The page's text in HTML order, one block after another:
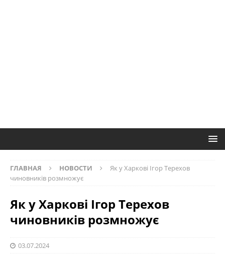
ГЛАВНАЯ НОВОСТИ
Як у Харкові Ігор Терехов
чиновників розмножує
Як у Харкові Ігор Терехов
чиновників розмножує
03.07.2024